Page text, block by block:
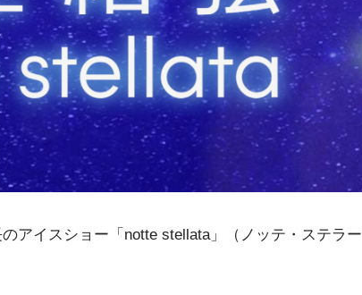
アイスショー「notte stellata」（ノッテ・ステラー